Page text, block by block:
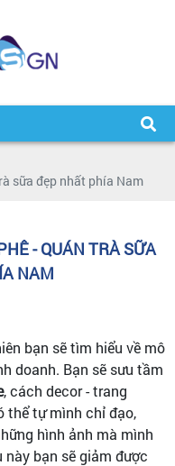
sữa đẹp nhất phía Nam
- QUÁN TRÀ SỮA
NAM
bạn sẽ tìm hiểu về mô
doanh. Bạn sẽ sưu tầm
, cách decor - trang
thể tự mình chỉ đạo,
hình ảnh mà mình
bạn sẽ giảm được